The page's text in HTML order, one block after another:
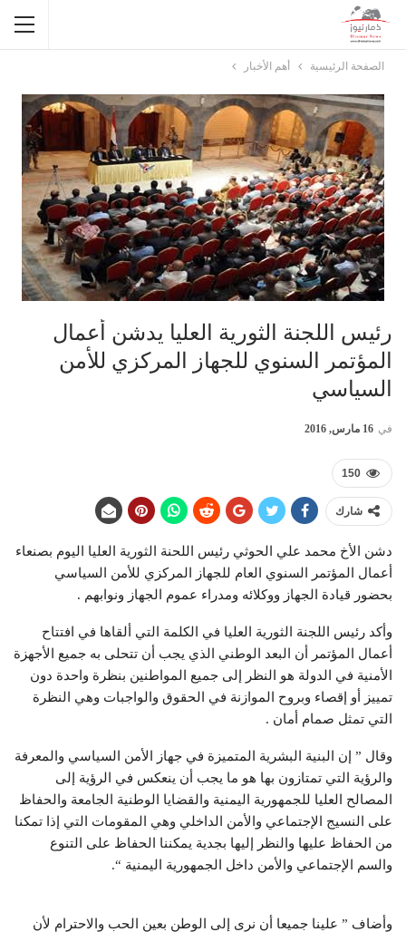
الصفحة الرئيسية أهم الأخبار
رئيس اللجنة الثورية العليا يدشن أعمال
المؤتمر السنوي للجهاز المركزي للأمن
السياسي
في 16 مارس, 2016
150
شارك
دشن الأخ محمد علي الحوثي رئيس اللحنة الثورية العليا اليوم بصنعاء
أعمال المؤتمر السنوي العام للجهاز المركزي للأمن السياسي
بحضور قيادة الجهاز ووكلائه ومدراء عموم الجهاز ونوابهم .
وأكد رئيس اللجنة الثورية العليا في الكلمة التي ألقاها في افتتاح
أعمال المؤتمر أن البعد الوطني الذي يجب أن تتحلى به جميع الأجهزة
الأمنية في الدولة هو النظر إلى جميع المواطنين بنظرة واحدة دون
تمييز أو إقصاء وبروح الموازنة في الحقوق والواجبات وهي النظرة
التي تمثل صمام أمان .
وقال ” إن البنية البشرية المتميزة في جهاز الأمن السياسي والمعرفة
والرؤية التي تمتازون بها هو ما يجب أن ينعكس في الرؤية إلى
المصالح العليا للجمهورية اليمنية والقضايا الوطنية الجامعة والحفاظ
على النسيج الإجتماعي والأمن الداخلي وهي المقومات التي إذا تمكنا
من الحفاظ عليها والنظر إليها بجدية يمكننا الحفاظ على التنوع
والسم الإجتماعي والأمن داخل الجمهورية اليمنية “.
وأضاف ” علينا جميعا أن نرى إلى الوطن بعين الحب والاحترام لأن